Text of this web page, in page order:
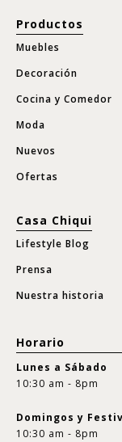
Productos
Muebles
Decoración
Cocina y Comedor
Moda
Nuevos
Ofertas
Casa Chiqui
Lifestyle Blog
Prensa
Nuestra historia
Horario
Lunes a Sábado
10:30 am - 8pm
Domingos y
10:30 am - 8pm